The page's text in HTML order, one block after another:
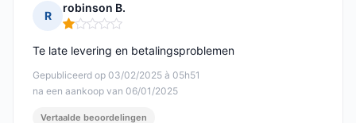
R
robinson B.
Opmerking: 1 van 5
Gepubliceerd op 03/02/2025 à 05h51
na een aankoop van 06/01/2025
Te late levering en betalingsproblemen
Vertaalde beoordelingen